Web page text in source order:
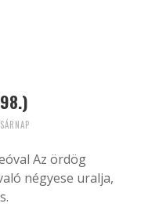
Az ördög
négyese uralja,